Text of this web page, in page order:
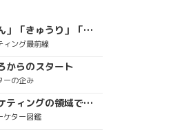
「おばあちゃん」「きゅうり」「ディスコで踊るおじさん」をCM素材に使った、「気持ちよさ」が売りの意外な商品とは？
ィング最前線
からのスタート
ーの企み
デジタルマーケティングの領域で、海外というステージに
ケター図鑑